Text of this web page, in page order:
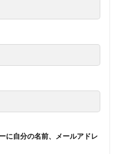
に自分の名前、メールアドレ